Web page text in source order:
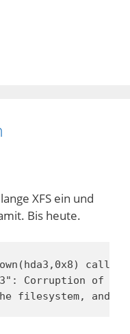
XFS ein und
Bis heute.
Corruption of in-
filesystem, and